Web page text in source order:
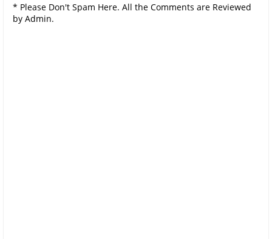
* Please Don't Spam Here. All the Comments are Reviewed
by Admin.